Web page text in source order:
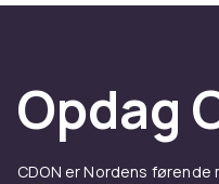
Opdag
CDON er Nordens